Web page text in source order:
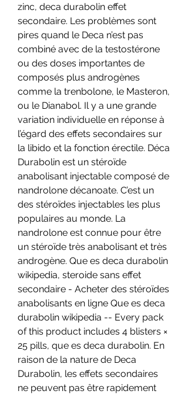
zinc, deca durabolin effet
secondaire. Les problèmes sont
pires quand le Deca n’est pas
combiné avec de la testostérone
ou des doses importantes de
composés plus androgènes
comme la trenbolone, le Masteron,
ou le Dianabol. Il y a une grande
variation individuelle en réponse à
l’égard des effets secondaires sur
la libido et la fonction érectile. Déca
Durabolin est un stéroïde
anabolisant injectable composé de
nandrolone décanoate. C’est un
des stéroïdes injectables les plus
populaires au monde. La
nandrolone est connue pour être
un stéroïde très anabolisant et très
androgène. Que es deca durabolin
wikipedia, steroide sans effet
secondaire - Acheter des stéroïdes
anabolisants en ligne Que es deca
durabolin wikipedia -- Every pack
of this product includes 4 blisters ×
25 pills, que es deca durabolin. En
raison de la nature de Deca
Durabolin, les effets secondaires
ne peuvent pas être rapidement